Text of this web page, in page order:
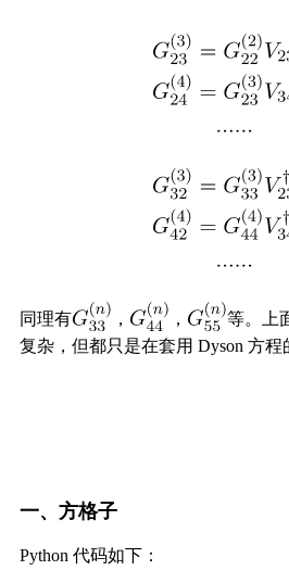
同理有 ， ，
等。上
复杂，但都只是在套用 Dyson 方程
一、方格子
Python 代码如下：